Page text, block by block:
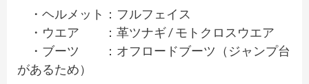
・ヘルメット：フルフェイス
・ウエア ：革ツナギ / モトクロスウエア
・ブーツ ：オフロードブーツ（ジャンプ台
があるため）